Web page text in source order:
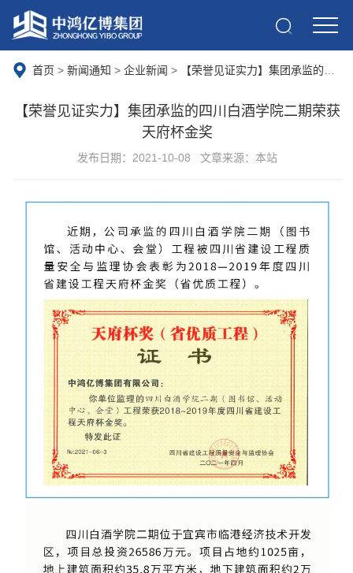
首页 > 新闻通知 > 企业新闻 > 【荣誉见证实力】集团承监的四川白酒学院二期荣获天府杯金奖
【荣誉见证实力】集团承监的四川白酒学院二期荣获
天府杯金奖
发布日期：2021-10-08 文章来源：本站